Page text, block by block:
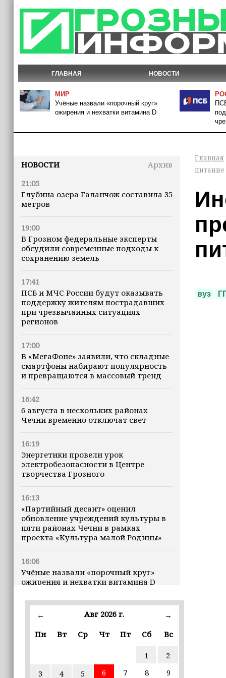
ГЛАВНАЯ НОВОСТИ
МИР
Учёные назвали «порочный круг»
ожирения и нехватки витамина D
НОВОСТИ
Архив
21:05
Глубина озера Галанчож составила 35
метров
19:00
В Грозном федеральные эксперты
обсудили современные подходы к
сохранению земель
17:41
ПСБ и МЧС России будут оказывать
поддержку жителям пострадавших
при чрезвычайных ситуациях
регионов
17:00
В «МегаФоне» заявили, что складные
смартфоны набирают популярность
и превращаются в массовый тренд
16:42
6 августа в нескольких районах
Чечни временно отключат свет
16:19
Энергетики провели урок
электробезопасности в Центре
творчества Грозного
16:13
«Партийный десант» оценил
обновление учреждений культуры в
пяти районах Чечни в рамках
проекта «Культура малой Родины»
16:06
Учёные назвали «порочный круг»
ожирения и нехватки витамина D
16:00
В Чеченской Республике начинается
избирательные комиссии
← Авг 2026 г.
→
Пн
Вт Ср Чт Пт Сб Вс
1
2
3
4 5 6 7 8
9
Главная
питание
вуз